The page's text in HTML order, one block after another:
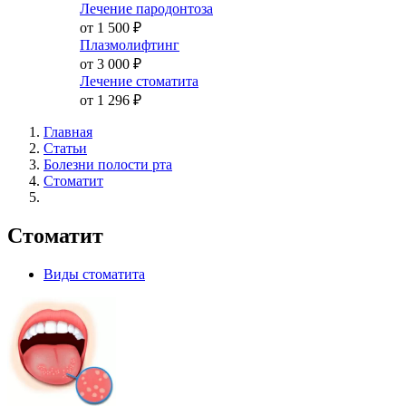
Лечение пародонтоза
от 1 500 ₽
Плазмолифтинг
от 3 000 ₽
Лечение стоматита
от 1 296 ₽
Главная
Статьи
Болезни полости рта
Стоматит
Стоматит
Виды стоматита